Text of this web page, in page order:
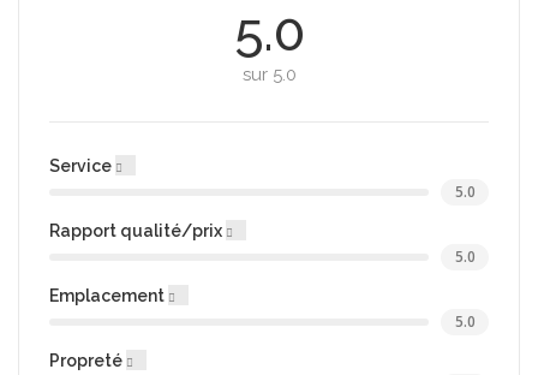
5.0
sur 5.0
Service
5.0
Rapport qualité/prix
5.0
Emplacement
5.0
Propreté